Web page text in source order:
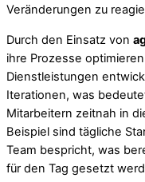
Veränderungen zu
Durch den Einsatz von
ihre Prozesse
Dienstleistungen
Iterationen, was
Mitarbeitern zeitnah in
Beispiel sind tägliche
Team bespricht, was
für den Tag gesetzt